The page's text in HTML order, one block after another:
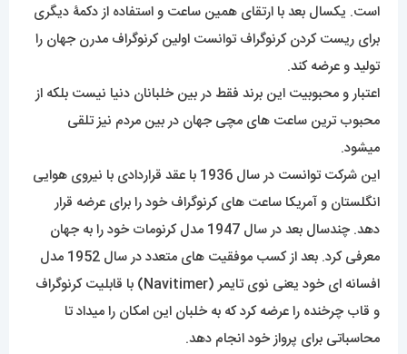
است. یکسال بعد با ارتقای همین ساعت و استفاده از دکمۀ دیگری
برای ریست کردن کرنوگراف توانست اولین کرنوگراف مدرن جهان را
تولید و عرضه کند.
اعتبار و محبوبیت این برند فقط در بین خلبانان دنیا نیست بلکه از
محبوب ترین ساعت های مچی جهان در بین مردم نیز تلقی
میشود.
این شرکت توانست در سال 1936 با عقد قراردادی با نیروی هوایی
انگلستان و آمریکا ساعت های کرنوگراف خود را برای عرضه قرار
دهد. چندسال بعد در سال 1947 مدل کرنومات خود را به جهان
معرفی کرد. بعد از کسب موفقیت های متعدد در سال 1952 مدل
افسانه ای خود یعنی نوی تایمر (Navitimer) با قابلیت کرنوگراف
و قاب چرخنده را عرضه کرد که به خلبان این امکان را میداد تا
محاسباتی برای پرواز خود انجام دهد.